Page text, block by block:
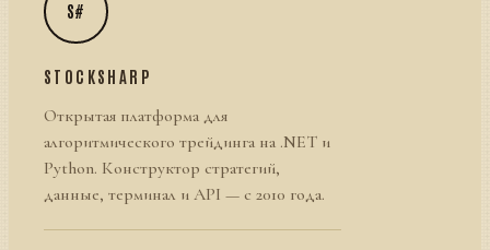
S#
STOCKSHARP
Открытая платформа для
алгоритмического трейдинга на .NET и
Python. Конструктор стратегий,
данные, терминал и API — с 2010 года.